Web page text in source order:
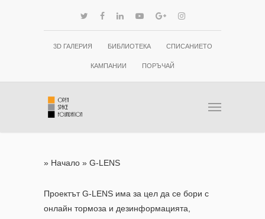
3D ГАЛЕРИЯ БИБЛИОТЕКА СПИСАНИЕТО
КАМПАНИИ ПОРЪЧАЙ
» Начало » G-LENS
Проектът G-LENS има за цел да се бори с
онлайн тормоза и дезинформацията,